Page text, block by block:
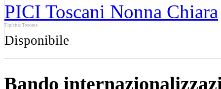
PICI Toscani Nonna Chiara
Tipicità: Toscana
Disponibile
Bando